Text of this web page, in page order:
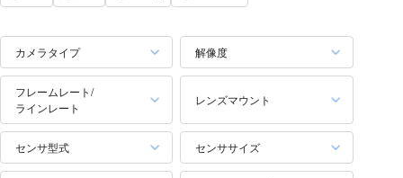
カメラタイプ 解像度
フレームレート/
ラインレート
レンズマウント
センサ型式 センササイズ